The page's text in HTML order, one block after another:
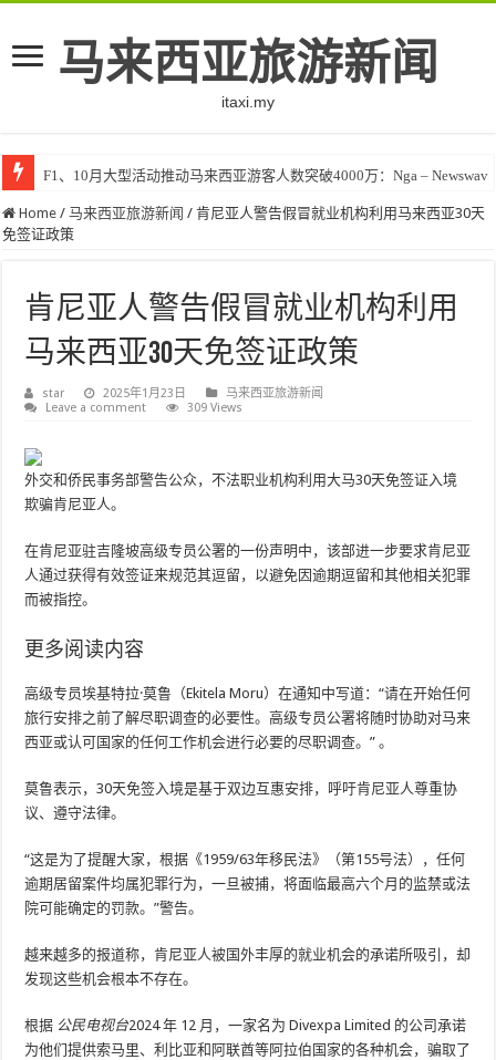
马来西亚旅游新闻
itaxi.my
F1、10月大型活动推动马来西亚游客人数突破4000万：Nga – Newswav
Home / 马来西亚旅游新闻 / 肯尼亚人警告假冒就业机构利用马来西亚30天
免签证政策
肯尼亚人警告假冒就业机构利用
马来西亚30天免签证政策
star 2025年1月23日
马来西亚旅游新闻
Leave a comment
309 Views
外交和侨民事务部警告公众，不法职业机构利用大马30天免签证入境
欺骗肯尼亚人。
在肯尼亚驻吉隆坡高级专员公署的一份声明中，该部进一步要求肯尼亚
人通过获得有效签证来规范其逗留，以避免因逾期逗留和其他相关犯罪
而被指控。
更多阅读内容
高级专员埃基特拉·莫鲁（Ekitela Moru）在通知中写道：“请在开始任何
旅行安排之前了解尽职调查的必要性。高级专员公署将随时协助对马来
西亚或认可国家的任何工作机会进行必要的尽职调查。” 。
莫鲁表示，30天免签入境是基于双边互惠安排，呼吁肯尼亚人尊重协
议、遵守法律。
“这是为了提醒大家，根据《1959/63年移民法》（第155号法），任何
逾期居留案件均属犯罪行为，一旦被捕，将面临最高六个月的监禁或法
院可能确定的罚款。”警告。
越来越多的报道称，肯尼亚人被国外丰厚的就业机会的承诺所吸引，却
发现这些机会根本不存在。
根据 公民电视台2024 年 12 月，一家名为 Divexpa Limited 的公司承诺
为他们提供索马里、利比亚和阿联酋等阿拉伯国家的各种机会，骗取了